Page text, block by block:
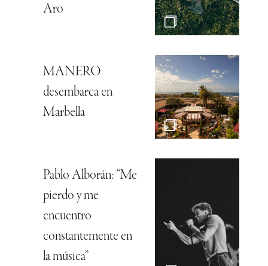
Aro
MANERO
desembarca en
Marbella
Pablo Alborán: “Me
pierdo y me
encuentro
constantemente en
la música”